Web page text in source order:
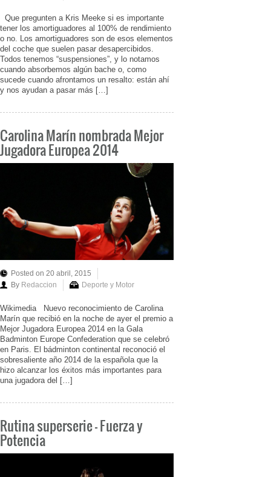
Que pregunten a Kris Meeke si es importante
tener los amortiguadores al 100% de rendimiento
o no. Los amortiguadores son de esos elementos
del coche que suelen pasar desapercibidos.
Todos tenemos “suspensiones”, y lo notamos
cuando absorbemos algún bache o, como
sucede cuando afrontamos un resalto: están ahí
y nos ayudan a pasar más […]
Carolina Marín nombrada Mejor
Jugadora Europea 2014
Posted on 20 abril, 2015
By Redaccion Deporte y Motor
Wikimedia Nuevo reconocimiento de Carolina
Marín que recibió en la noche de ayer el premio a
Mejor Jugadora Europea 2014 en la Gala
Badminton Europe Confederation que se celebró
en Paris. El bádminton continental reconoció el
sobresaliente año 2014 de la española que la
hizo alcanzar los éxitos más importantes para
una jugadora del […]
Rutina superserie – Fuerza y
Potencia